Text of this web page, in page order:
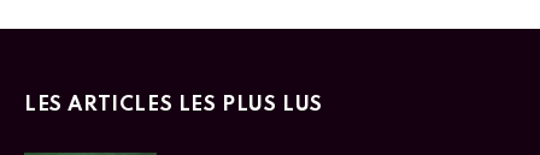
LES ARTICLES LES PLUS LUS